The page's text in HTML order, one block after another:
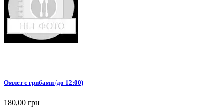
Омлет с грибами (до 12:00)
180,00 грн